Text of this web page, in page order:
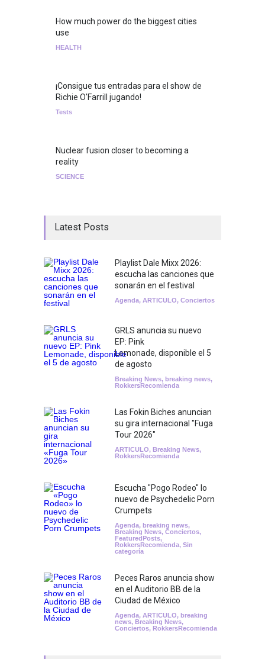
How much power do the biggest cities
use
HEALTH
¡Consigue tus entradas para el show de
Richie O'Farrill jugando!
Tests
Nuclear fusion closer to becoming a
reality
SCIENCE
Latest Posts
Playlist Dale Mixx 2026:
escucha las canciones que
sonarán en el festival
Agenda, ARTICULO, Conciertos
GRLS anuncia su nuevo
EP: Pink
Lemonade, disponible el 5
de agosto
Breaking News, breaking news,
RokkersRecomienda
Las Fokin Biches anuncian
su gira internacional "Fuga
Tour 2026"
ARTICULO, Breaking News,
RokkersRecomienda
Escucha "Pogo Rodeo" lo
nuevo de Psychedelic Porn
Crumpets
Agenda, breaking news,
Breaking News, Conciertos,
FeaturedPosts,
RokkersRecomienda, Sin
categoría
Peces Raros anuncia show
en el Auditorio BB de la
Ciudad de México
Agenda, ARTICULO, breaking
news, Breaking News,
Conciertos, RokkersRecomienda